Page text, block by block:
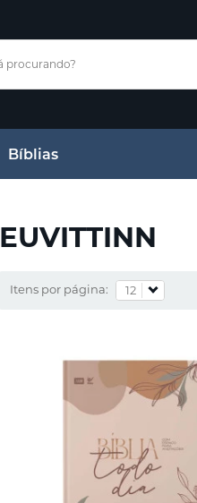
Bíblias
EUVITTINN
Itens por página: